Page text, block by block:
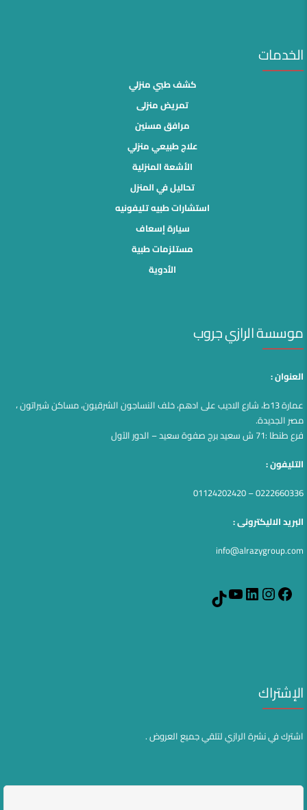
الخدمات
كشف طبي منزلي
تمريض منزلى
مرافق مسنين
علاج طبيعي منزلي
الأشعة المنزلية
تحاليل في المنزل
استشارات طبيه تليفونيه
سيارة إسعاف
مستلزمات طبية
الأدوية
موسسة الرازي جروب
العنوان :
عمارة 13ط، شارع الاديب على ادهم، خلف النساجون الشرقيون، مساكن شيراتون ،
مصر الجديدة.
فرع طنطا :71 ش سعيد برج صفوة سعيد – الدور الآول
التليفون :
0222660336 – 01124202420
البريد الاليكترونى :
info@alrazygroup.com
Facebook
Instagram
LinkedIn
YouTube
الإشتراك
اشترك في نشرة الرازي لتلقي جميع العروض .